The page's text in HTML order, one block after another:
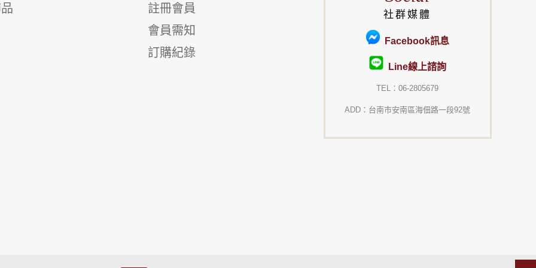
註冊會員
會員需知
訂購紀錄
社群媒體
Facebook訊息
Line線上諮詢
TEL：06-2805679
ADD：台南市安南區海佃路一段92號